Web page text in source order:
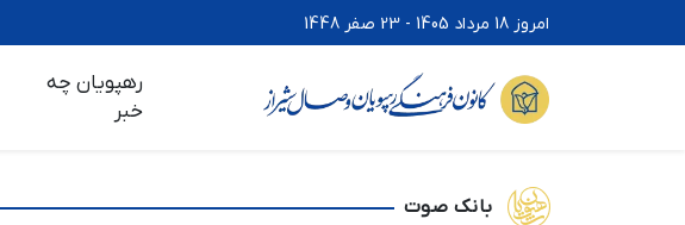
امروز 18 مرداد 1405 - 23 صفر 1448
رهپویان چه
خبر
بانک صوت